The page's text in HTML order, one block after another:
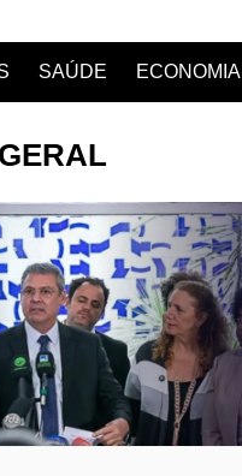
SAÚDE ECONOMIA
GERAL